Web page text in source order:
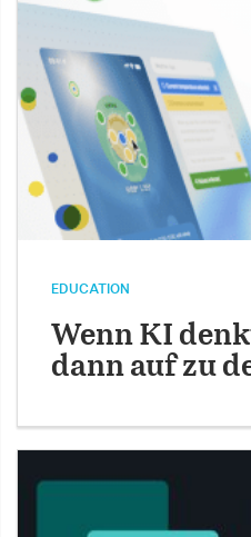
EDUCATION
Wenn KI
dann auf zu